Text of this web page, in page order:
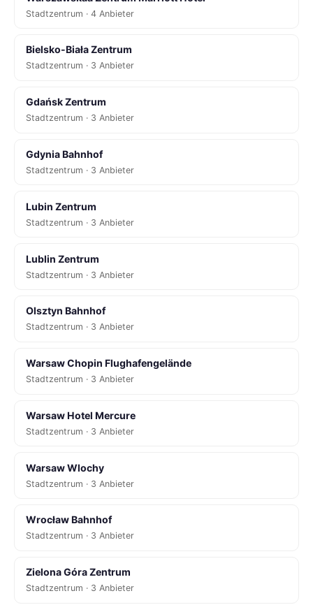
Stadtzentrum · 4 Anbieter
Bielsko-Biała Zentrum
Stadtzentrum · 3 Anbieter
Gdańsk Zentrum
Stadtzentrum · 3 Anbieter
Gdynia Bahnhof
Stadtzentrum · 3 Anbieter
Lubin Zentrum
Stadtzentrum · 3 Anbieter
Lublin Zentrum
Stadtzentrum · 3 Anbieter
Olsztyn Bahnhof
Stadtzentrum · 3 Anbieter
Warsaw Chopin Flughafengelände
Stadtzentrum · 3 Anbieter
Warsaw Hotel Mercure
Stadtzentrum · 3 Anbieter
Warsaw Wlochy
Stadtzentrum · 3 Anbieter
Wrocław Bahnhof
Stadtzentrum · 3 Anbieter
Zielona Góra Zentrum
Stadtzentrum · 3 Anbieter